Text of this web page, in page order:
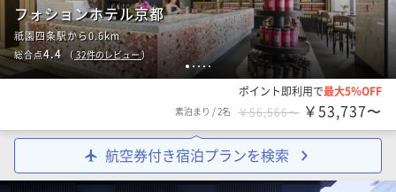
1 2 3 45
フォションホテル京都
祇園四条駅から0.6km
総合点4.4（32件のレビュー）
ポイント即利用で最大5％OFF
素泊まり /2名 ￥56,566〜 ￥53,737〜
航空券付き宿泊プランを検索